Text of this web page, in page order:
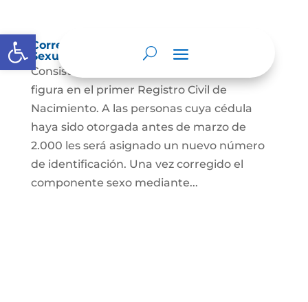
Abrir barra de herramientas
Corrección Componente de Identidad
Sexual en el Registro Civil de Nacimiento
Consiste en el cambio legal del sexo que
figura en el primer Registro Civil de
Nacimiento. A las personas cuya cédula
haya sido otorgada antes de marzo de
2.000 les será asignado un nuevo número
de identificación. Una vez corregido el
componente sexo mediante...